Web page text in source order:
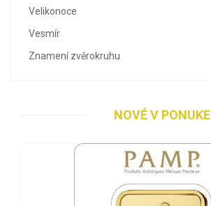
Velikonoce
Vesmír
Znamení zvěrokruhu
NOVÉ V PONUKE